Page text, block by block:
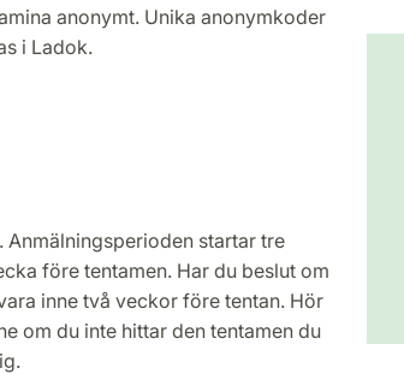
anonymt. Unika anonymkoder
i Ladok.
Anmälningsperioden startar tre
före tentamen. Har du beslut om
inne två veckor före tentan. Hör
om du inte hittar den tentamen du